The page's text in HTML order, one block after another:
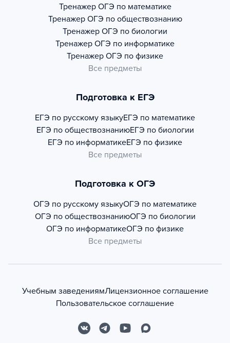
Тренажер ОГЭ по математике
Тренажер ОГЭ по обществознанию
Тренажер ОГЭ по биологии
Тренажер ОГЭ по информатике
Тренажер ОГЭ по физике
Все предметы
Подготовка к ЕГЭ
ЕГЭ по русскому языкуЕГЭ по математике
ЕГЭ по обществознаниюЕГЭ по биологии
ЕГЭ по информатикеЕГЭ по физике
Все предметы
Подготовка к ОГЭ
ОГЭ по русскому языкуОГЭ по математике
ОГЭ по обществознаниюОГЭ по биологии
ОГЭ по информатикеОГЭ по физике
Все предметы
Учебным заведениямЛицензионное соглашение
Пользовательское соглашение